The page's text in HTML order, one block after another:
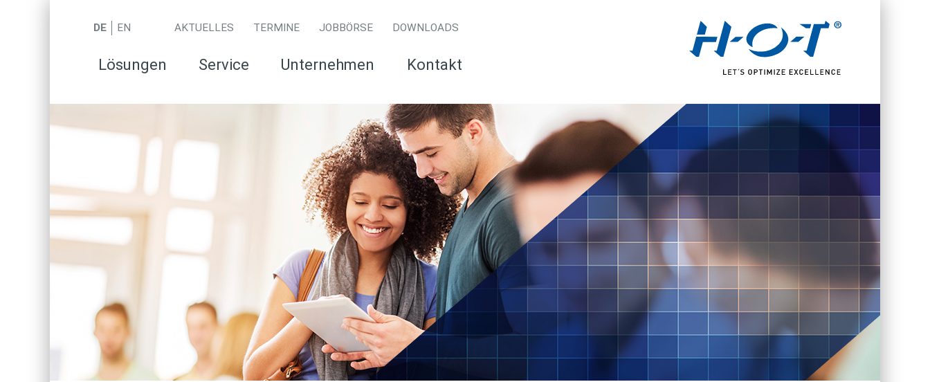
DE EN AKTUELLES TERMINE JOBBÖRSE DOWNLOADS
Lösungen Service Unternehmen Kontakt